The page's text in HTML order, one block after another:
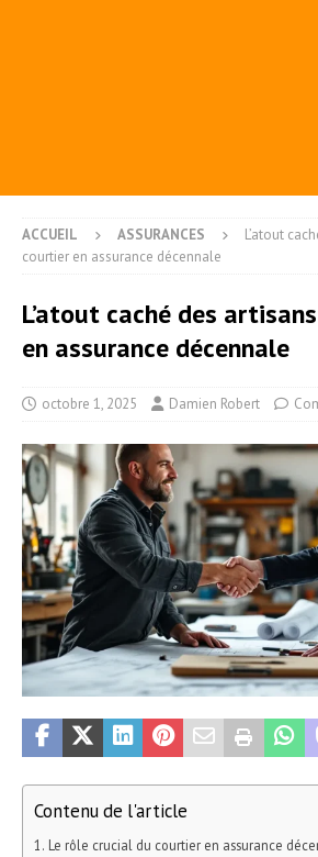
ACCUEIL ASSURANCES
L’atout
courtier en assurance décennale
L’atout caché des
en assurance décennale
octobre 1, 2025 Damien Robert
Contenu de l'article
Le rôle crucial du courtier en assurance